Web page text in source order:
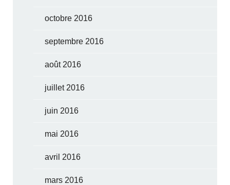
octobre 2016
septembre 2016
août 2016
juillet 2016
juin 2016
mai 2016
avril 2016
mars 2016